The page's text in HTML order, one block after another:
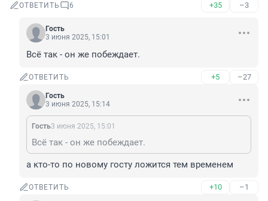
ОТВЕТИТЬ 6 +35 –3
Гость
3 июня 2025, 15:01
Всё так - он же побеждает.
ОТВЕТИТЬ +5 –27
Гость
3 июня 2025, 15:14
Гость3 июня 2025, 15:01
Всё так - он же побеждает.
а кто-то по новому госту ложится тем временем
ОТВЕТИТЬ +10 –1